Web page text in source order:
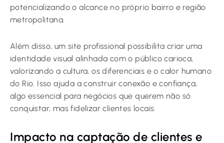
potencializando o alcance no próprio bairro e região
metropolitana.
Além disso, um site profissional possibilita criar uma
identidade visual alinhada com o público carioca,
valorizando a cultura, os diferenciais e o calor humano
do Rio. Isso ajuda a construir conexão e confiança,
algo essencial para negócios que querem não só
conquistar, mas fidelizar clientes locais.
Impacto na captação de clientes e